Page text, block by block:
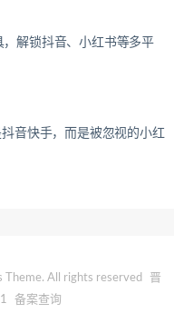
解锁抖音、小红书等多平
音快手，而是被忽视的小红
Theme. All rights reserved
晋
备案查询